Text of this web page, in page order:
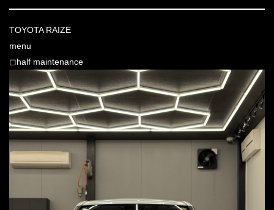
TOYOTA RAIZE
menu
◻︎half maintenance